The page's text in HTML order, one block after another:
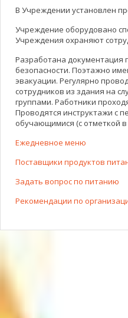
В Учреждении установлен
Учреждение оборудовано
Учреждения охраняют
Разработана документация
безопасности. Поэтажно
эвакуации. Регулярно
сотрудников из здания на
группами. Работники
Проводятся инструктажи с
обучающимися (с отметкой
Ежедневное меню
Поставщики продуктов
Задать вопрос по питанию
Рекомендации по